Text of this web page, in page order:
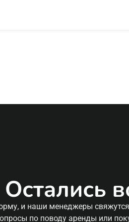
Остались
и наши менеджеры
по поводу аренды или